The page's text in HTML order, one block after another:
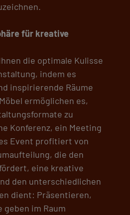
für kreative
die optimale Kulisse
indem es
inspirierende Räume
ermöglichen es,
zu
Konferenz, ein Meeting
Event profitiert von
die den
eine kreative
den unterschiedlichen
dient: Präsentieren,
geben im Raum